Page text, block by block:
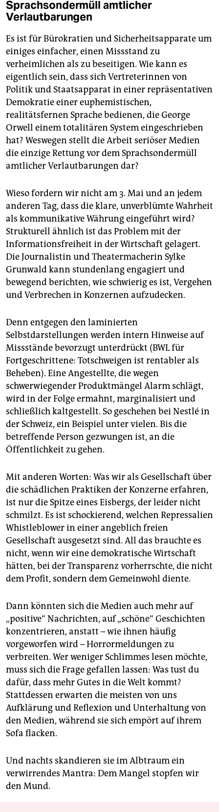
Sprachsondermüll amtlicher
Verlautbarungen
Es ist für Bürokratien und Sicherheitsapparate um
einiges einfacher, einen Missstand zu
verheimlichen als zu beseitigen. Wie kann es
eigentlich sein, dass sich Vertreterinnen von
Politik und Staatsapparat in einer repräsentativen
Demokratie einer euphemistischen,
realitätsfernen Sprache bedienen, die George
Orwell einem totalitären System eingeschrieben
hat? Weswegen stellt die Arbeit seriöser Medien
die einzige Rettung vor dem Sprachsondermüll
amtlicher Verlautbarungen dar?
Wieso fordern wir nicht am 3. Mai und an jedem
anderen Tag, dass die klare, unverblümte Wahrheit
als kommunikative Währung eingeführt wird?
Strukturell ähnlich ist das Problem mit der
Informationsfreiheit in der Wirtschaft gelagert.
Die Journalistin und Theatermacherin Sylke
Grunwald kann stundenlang engagiert und
bewegend berichten, wie schwierig es ist, Vergehen
und Verbrechen in Konzernen aufzudecken.
Denn entgegen den laminierten
Selbstdarstellungen werden intern Hinweise auf
Missstände bevorzugt unterdrückt (BWL für
Fortgeschrittene: Totschweigen ist rentabler als
Beheben). Eine Angestellte, die wegen
schwerwiegender Produktmängel Alarm schlägt,
wird in der Folge ermahnt, marginalisiert und
schließlich kaltgestellt. So geschehen bei Nestlé in
der Schweiz, ein Beispiel unter vielen. Bis die
betreffende Person gezwungen ist, an die
Öffentlichkeit zu gehen.
Mit anderen Worten: Was wir als Gesellschaft über
die schädlichen Praktiken der Konzerne erfahren,
ist nur die Spitze eines Eisbergs, der leider nicht
schmilzt. Es ist schockierend, welchen Repressalien
Whistleblower in einer angeblich freien
Gesellschaft ausgesetzt sind. All das brauchte es
nicht, wenn wir eine demokratische Wirtschaft
hätten, bei der Transparenz vorherrschte, die nicht
dem Profit, sondern dem Gemeinwohl diente.
Dann könnten sich die Medien auch mehr auf
„positive“ Nachrichten, auf „schöne“ Geschichten
konzentrieren, anstatt – wie ihnen häufig
vorgeworfen wird – Horrormeldungen zu
verbreiten. Wer weniger Schlimmes lesen möchte,
muss sich die Frage gefallen lassen: Was tust du
dafür, dass mehr Gutes in die Welt kommt?
Stattdessen erwarten die meisten von uns
Aufklärung und Reflexion und Unterhaltung von
den Medien, während sie sich empört auf ihrem
Sofa flacken.
Und nachts skandieren sie im Albtraum ein
verwirrendes Mantra: Dem Mangel stopfen wir
den Mund.